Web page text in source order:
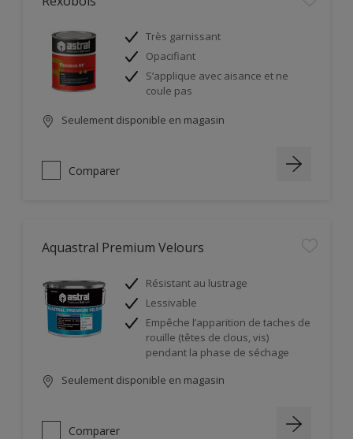
Très garnissant
Opacifiant
S’applique avec aisance et ne
coule pas
Seulement disponible en magasin
Comparer
Aquastral Premium Velours
Résistant au lustrage
Lessivable
Empêche l’apparition de taches de
rouille (têtes de clous, vis)
pendant la phase de séchage
Seulement disponible en magasin
Comparer